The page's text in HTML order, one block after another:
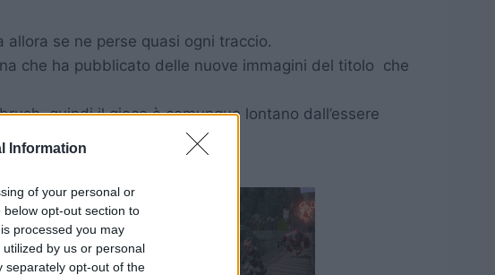
Information
of your personal or
opt-out section to
processed you may
by us or personal
separately opt-out of the
se ne perse quasi ogni traccio.
che ha pubblicato delle nuove immagini del titolo che
quindi il gioco è comunque lontano dall’essere